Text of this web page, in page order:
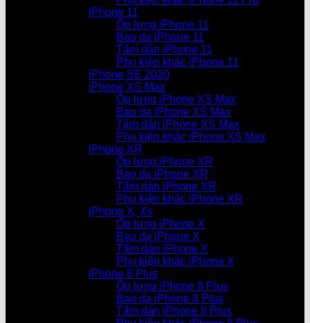
iPhone 11
Ốp lưng iPhone 11
Bao da iPhone 11
Tấm dán iPhone 11
Phụ kiện khác iPhone 11
iPhone SE 2020
iPhone XS Max
Ốp lưng iPhone XS Max
Bao da iPhone XS Max
Tấm dán iPhone XS Max
Phụ kiện khác iPhone XS Max
iPhone XR
Ốp lưng iPhone XR
Bao da iPhone XR
Tấm dán iPhone XR
Phụ kiện khác iPhone XR
iPhone X, Xs
Ốp lưng iPhone X
Bao da iPhone X
Tấm dán iPhone X
Phụ kiện khác iPhone X
iPhone 8 Plus
Ốp lưng iPhone 8 Plus
Bao da iPhone 8 Plus
Tấm dán iPhone 8 Plus